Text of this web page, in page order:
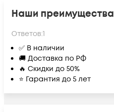
Наши преимущества
Ответов:1
✅ В наличии
🚚 Доставка по РФ
🔥 Скидки до 50%
⭐ Гарантия до 5 лет